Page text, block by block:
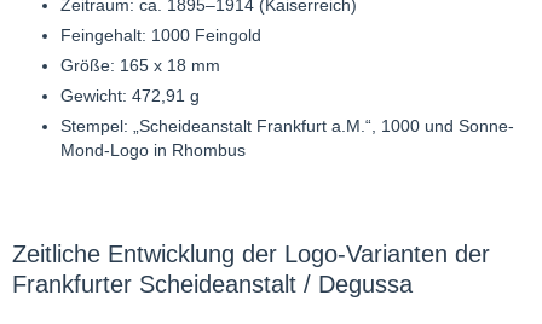
Zeitraum: ca. 1895–1914 (Kaiserreich)
Feingehalt: 1000 Feingold
Größe: 165 x 18 mm
Gewicht: 472,91 g
Stempel: „Scheideanstalt Frankfurt a.M.“, 1000 und Sonne-
Mond-Logo in Rhombus
Zeitliche Entwicklung der Logo-Varianten der
Frankfurter Scheideanstalt / Degussa